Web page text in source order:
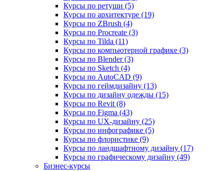
Курсы по ретуши (5)
Курсы по архитектуре (19)
Курсы по ZBrush (4)
Курсы по Procreate (3)
Курсы по Tilda (11)
Курсы по компьютерной графике (3)
Курсы по Blender (3)
Курсы по Sketch (4)
Курсы по AutoCAD (9)
Курсы по геймдизайну (13)
Курсы по дизайну одежды (15)
Курсы по Revit (8)
Курсы по Figma (43)
Курсы по UX‑дизайну (25)
Курсы по инфографике (5)
Курсы по флористике (9)
Курсы по ландшафтному дизайну (17)
Курсы по графическому дизайну (49)
Бизнес-курсы